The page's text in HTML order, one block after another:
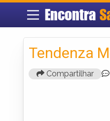
Encontra
Tendenza
Compartilhar